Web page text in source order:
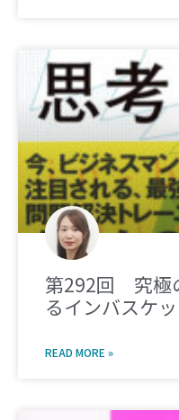
第292回 究極
るインバスケ
READ MORE »